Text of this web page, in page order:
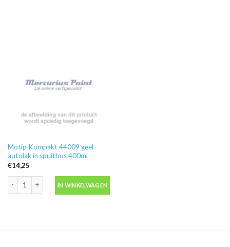
Motip Kompakt 44009 geel
autolak in spuitbus 400ml
€14,25
IN WINKELWAGEN